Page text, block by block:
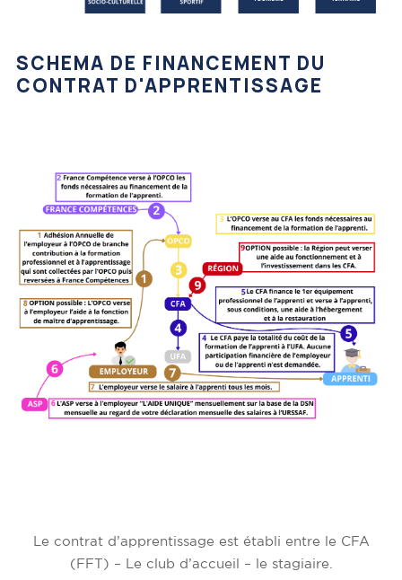
SCHEMA DE FINANCEMENT DU
CONTRAT D'APPRENTISSAGE
Le contrat d’apprentissage est établi entre le CFA
(FFT) – Le club d’accueil – le stagiaire.